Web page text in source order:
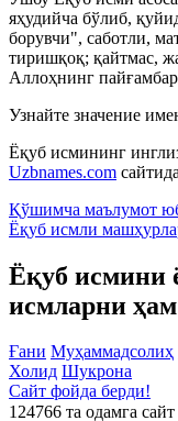
яҳудийча бўлиб,
борувчи", саботли,
тиришқоқ; қайтмас,
Аллоҳнинг
Узнайте значение
Ёқуб исмининг
Uzbnames.com
Қўшимча маълумот
Ёқуб исмли
Ёқуб исмини
исмларни
Ғани Муҳаммадсолиҳ
Холид Шукрона
Сайт фойда берди!
124766 та одамга